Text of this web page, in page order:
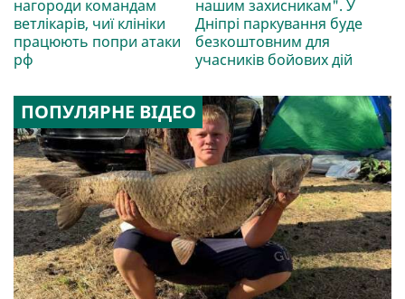
нагороди командам
ветлікарів, чиї клініки
працюють попри атаки
рф
нашим захисникам". У
Дніпрі паркування буде
безкоштовним для
учасників бойових дій
ПОПУЛЯРНЕ ВІДЕО